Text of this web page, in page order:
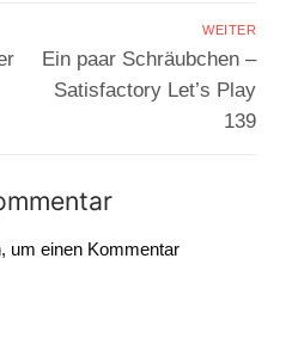
WEITER
Nächster
Beitrag:
Ein paar Schräubchen –
Satisfactory Let’s Play
139
um einen Kommentar